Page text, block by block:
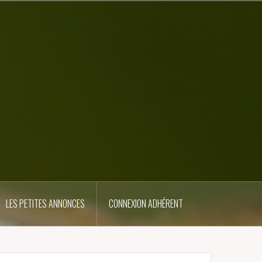
LES PETITES ANNONCES CONNEXION ADHÉRENT